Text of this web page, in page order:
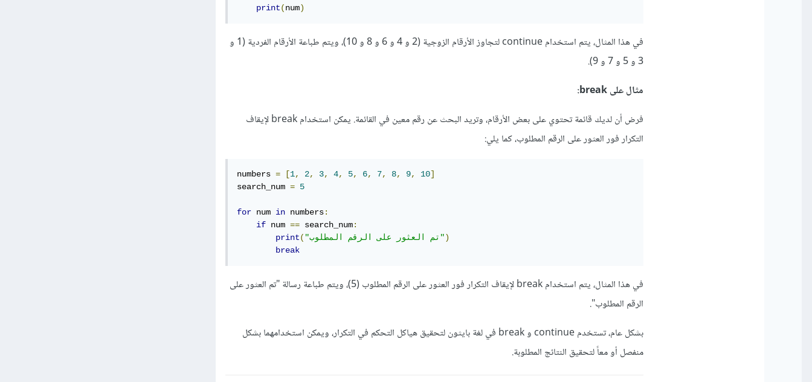
print(num)
في هذا المثال، يتم استخدام continue لتجاوز الأرقام الزوجية (2 و 4 و 6 و 8 و 10)، ويتم طباعة الأرقام الفردية (1 و
3 و 5 و 7 و 9).
مثال على break:
فرض أن لديك قائمة تحتوي على بعض الأرقام، وتريد البحث عن رقم معين في القائمة. يمكن استخدام break لإيقاف
التكرار فور العثور على الرقم المطلوب، كما يلي:
numbers = [1, 2, 3, 4, 5, 6, 7, 8, 9, 10]
search_num = 5
for num in numbers:
if num == search_num:
print( "تم العثور على الرقم المطلوب")
break
في هذا المثال، يتم استخدام break لإيقاف التكرار فور العثور على الرقم المطلوب (5)، ويتم طباعة رسالة "تم العثور على
الرقم المطلوب".
بشكل عام، تستخدم continue و break في لغة بايثون لتحقيق هياكل التحكم في التكرار، ويمكن استخدامهما بشكل
منفصل أو معاً لتحقيق النتائج المطلوبة.